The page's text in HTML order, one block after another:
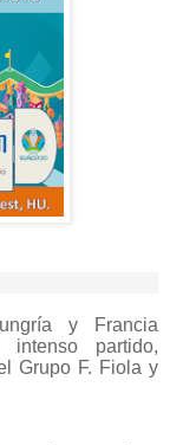
y Francia
partido,
Grupo F. Fiola y